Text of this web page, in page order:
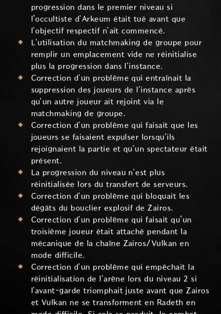
progression dans le premier niveau si
l'occultiste d’Arkeum était tué avant que
l’objectif respectif n’ait commencé.
L’utilisation du matchmaking de groupe pour
remplir un emplacement vide ne réinitialise
plus la progression dans l’instance.
Correction d’un problème qui entraînait la
suppression des joueurs de l’instance après
qu’un autre joueur ait rejoint via le
matchmaking de groupe.
Correction d’un problème qui faisait que les
joueurs se faisaient expulser lorsqu’ils
rejoignaient la partie et qu’un spectateur était
présent.
La progression du niveau n’est plus
réinitialisée lors du transfert de serveurs.
Correction d’un problème qui bloquait les
dégâts du bouclier explosif de Zairos.
Correction d’un problème qui faisait qu'un
troisième joueur était attaché pendant la
mécanique de la chaîne Zairos/Vulkan en
mode difficile.
Correction d’un problème qui empêchait la
réinitialisation de l’arène lors du niveau 2 si
l’avant-garde triomphait juste avant que Zairos
et Vulkan ne se transforment en Radeth en